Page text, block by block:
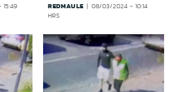
REDMAULE
08/03/2024 - 10:14
HRS